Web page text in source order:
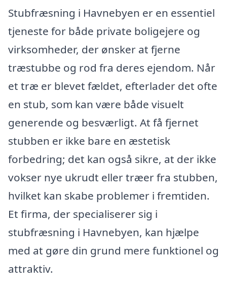
Stubfræsning i Havnebyen er en essentiel
tjeneste for både private boligejere og
virksomheder, der ønsker at fjerne
træstubbe og rod fra deres ejendom. Når
et træ er blevet fældet, efterlader det ofte
en stub, som kan være både visuelt
generende og besværligt. At få fjernet
stubben er ikke bare en æstetisk
forbedring; det kan også sikre, at der ikke
vokser nye ukrudt eller træer fra stubben,
hvilket kan skabe problemer i fremtiden.
Et firma, der specialiserer sig i
stubfræsning i Havnebyen, kan hjælpe
med at gøre din grund mere funktionel og
attraktiv.